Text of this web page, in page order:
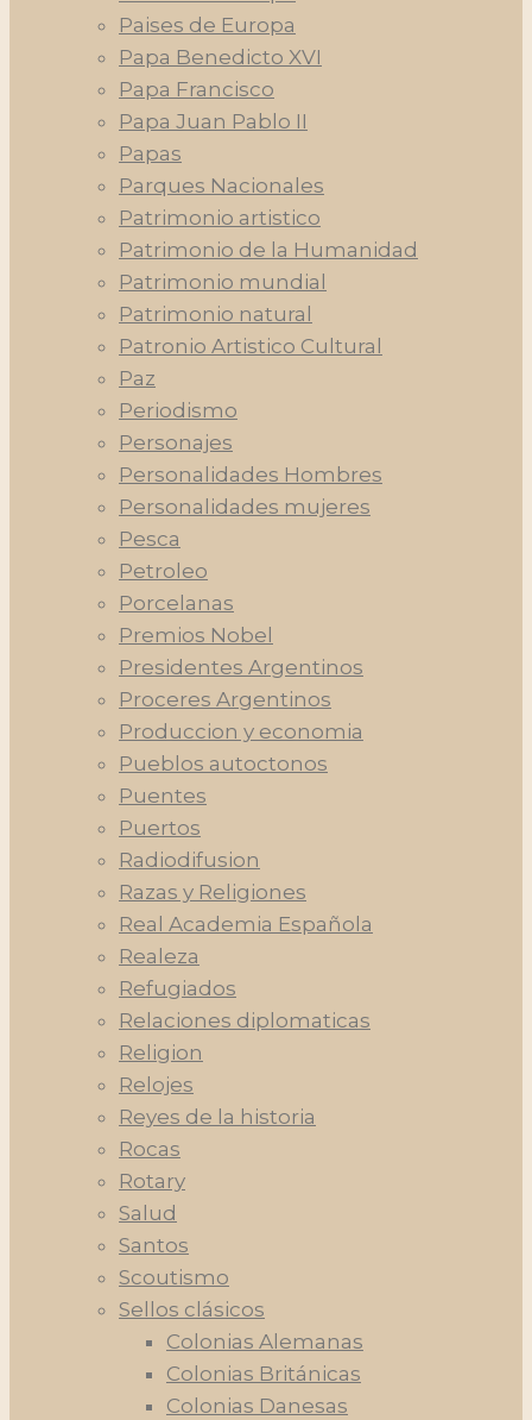
Paises de Europa
Papa Benedicto XVI
Papa Francisco
Papa Juan Pablo II
Papas
Parques Nacionales
Patrimonio artistico
Patrimonio de la Humanidad
Patrimonio mundial
Patrimonio natural
Patronio Artistico Cultural
Paz
Periodismo
Personajes
Personalidades Hombres
Personalidades mujeres
Pesca
Petroleo
Porcelanas
Premios Nobel
Presidentes Argentinos
Proceres Argentinos
Produccion y economia
Pueblos autoctonos
Puentes
Puertos
Radiodifusion
Razas y Religiones
Real Academia Española
Realeza
Refugiados
Relaciones diplomaticas
Religion
Relojes
Reyes de la historia
Rocas
Rotary
Salud
Santos
Scoutismo
Sellos clásicos
Colonias Alemanas
Colonias Británicas
Colonias Danesas